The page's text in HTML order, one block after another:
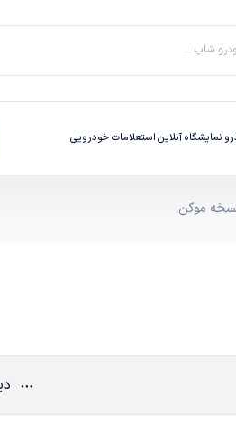
شاپ ...
نمایشگاه آنلایناستعلامات خودرویی
موگن